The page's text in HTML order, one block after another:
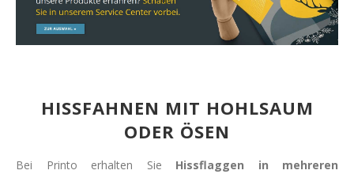
HISSFAHNEN MIT HOHLSAUM
ODER ÖSEN
Bei Printo erhalten Sie Hissflaggen in mehreren